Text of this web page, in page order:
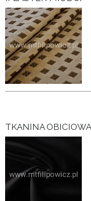
TKANINA